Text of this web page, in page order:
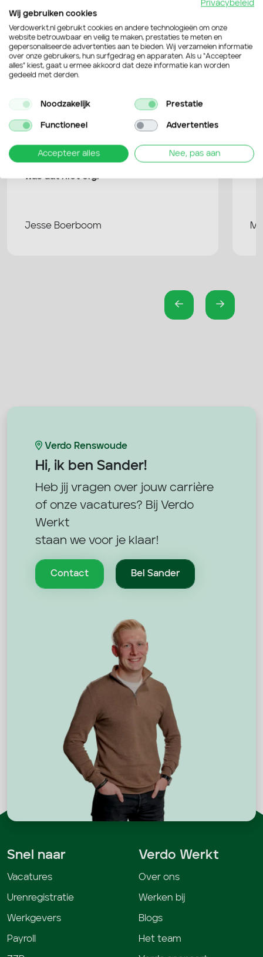
4,6 / 5van de 109 Google reviews
Bekijk Google reviews
Verdo is heel erg flexibel en dat werkt
erg prettig. Ik heb nooit gezeur gehad
en als ik een keer een dagje niet kon,
was dat niet erg.
Jesse Boerboom
Verdo Renswoude
Hi, ik ben Sander!
Heb jij vragen over jouw carrière
of onze vacatures? Bij Verdo
Werkt
staan we voor je klaar!
Contact Bel Sander
Snel naar
Vacatures
Urenregistratie
Werkgevers
Payroll
Verdo Werkt
Over ons
Werken bij
Blogs
Het team
Privacybeleid
Wij gebruiken cookies
Verdowerkt.nl gebruikt cookies en andere technologieën om onze
website betrouwbaar en veilig te maken, prestaties te meten en
gepersonaliseerde advertenties aan te bieden. Wij verzamelen informatie
over onze gebruikers, hun surfgedrag en apparaten. Als u “Accepteer
alles” kiest, gaat u ermee akkoord dat deze informatie kan worden
gedeeld met derden.
Noodzakelijk Prestatie
Functioneel Advertenties
Accepteer alles Nee, pas aan